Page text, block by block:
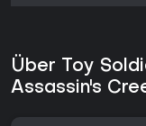
Über Toy
Assassin's